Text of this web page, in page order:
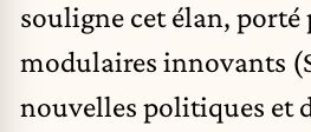
souligne cet élan, porté
modulaires innovants
nouvelles politiques et